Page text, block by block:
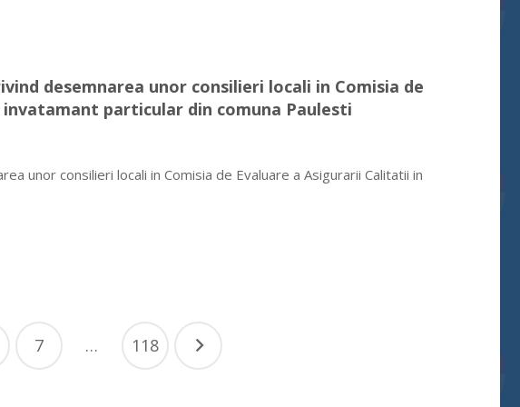
desemnarea unor consilieri locali in Comisia de
particular din comuna Paulesti
unor consilieri locali in Comisia de Evaluare a Asigurarii Calitatii in
7 … 118